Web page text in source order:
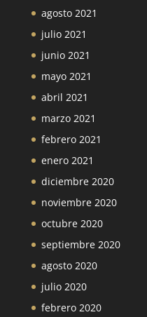
agosto 2021
julio 2021
junio 2021
mayo 2021
abril 2021
marzo 2021
febrero 2021
enero 2021
diciembre 2020
noviembre 2020
octubre 2020
septiembre 2020
agosto 2020
julio 2020
febrero 2020